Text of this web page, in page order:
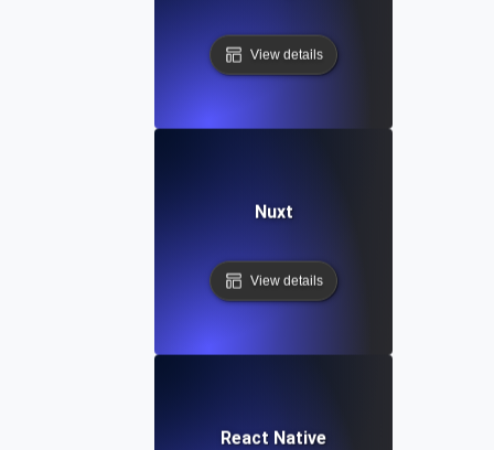
View details
Nuxt
View details
React Native